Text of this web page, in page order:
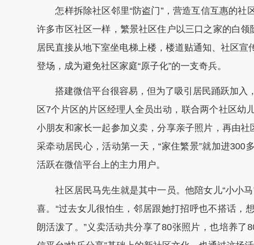
怎样拆除社区邻里“防盗门”，营造互信互惠的社
许多市区社区一样，繁景社区住户以三口之家的白领
居民直接从地下室坐电梯上楼，楼道贴通知、社区
登场，成为避免社区家庭“原子化”的一支奇兵。
搭建微信平台很容易，但为了吸引居民踊跃加入
区7个片区的片区经理人全员出动，联合两个社区幼
小朋友和家长一起参加义卖，分享亲子照片，再由
采牵动居民心，活动第一天，“家住繁景”就加进300
活跃在微信平台上的主力用户。
社区居民马先生就是其中一员。他陪女儿“小小马
喜。“过去女儿很怕生，邻居跟她打招呼也不搭话，
朗活泼了。”义卖活动共分享了80张照片，也培养了